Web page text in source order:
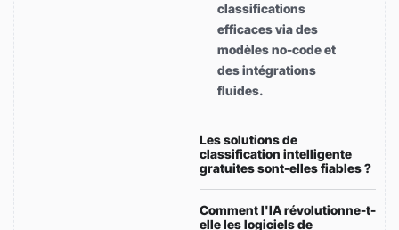
classifications
efficaces via des
modèles no-code et
des intégrations
fluides.
Les solutions de
classification intelligente
gratuites sont-elles fiables ?
Comment l'IA révolutionne-t-
elle les logiciels de